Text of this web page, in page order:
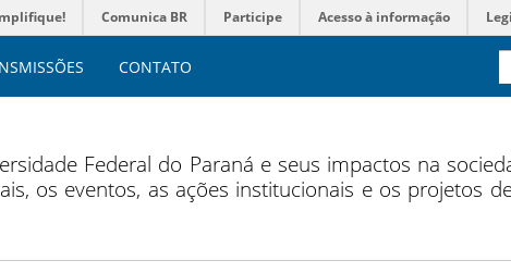
Comunica BR Participe Acesso à informação
CONTATO
Federal do Paraná e seus impactos na
os eventos, as ações institucionais e os projetos